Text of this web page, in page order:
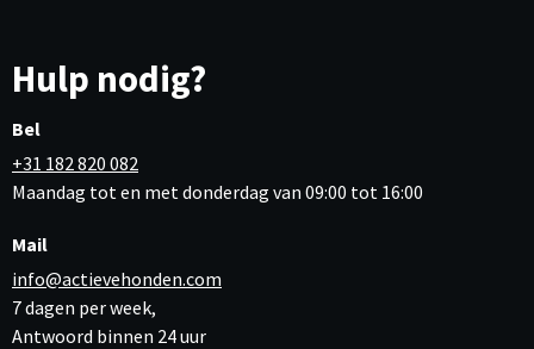
Hulp nodig?
Bel
+31 182 820 082
Maandag tot en met donderdag van 09:00 tot 16:00
Mail
info@actievehonden.com
7 dagen per week,
Antwoord binnen 24 uur